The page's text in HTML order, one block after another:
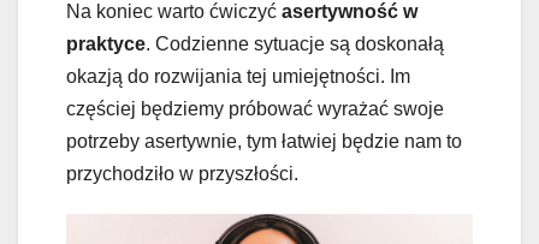
Na koniec warto ćwiczyć asertywność w
praktyce. Codzienne sytuacje są doskonałą
okazją do rozwijania tej umiejętności. Im
częściej będziemy próbować wyrażać swoje
potrzeby asertywnie, tym łatwiej będzie nam to
przychodziło w przyszłości.